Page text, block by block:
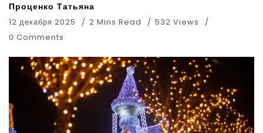
Проценко Татьяна
12 декабря 2025 2 Mins Read
532 Views
0 Comments